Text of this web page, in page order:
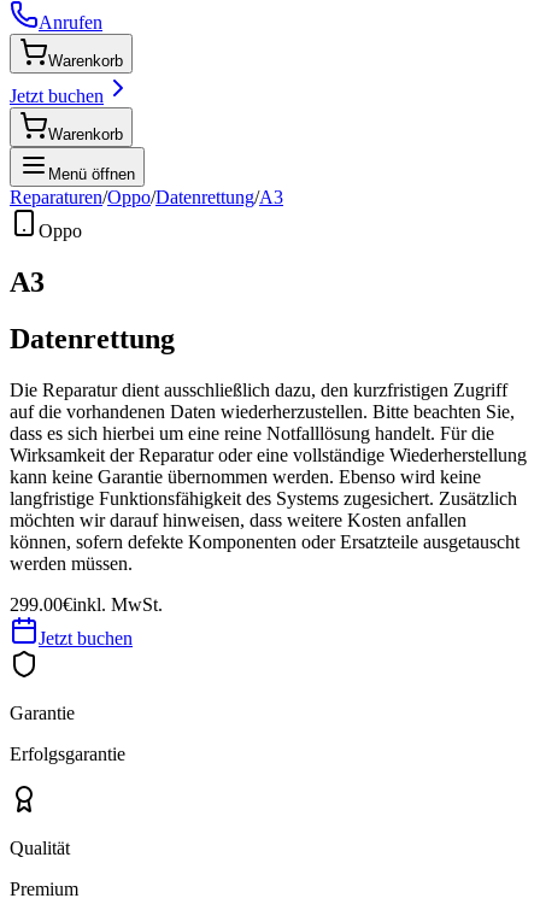
Anrufen
Warenkorb
Jetzt buchen
Warenkorb
Menü öffnen
Reparaturen/Oppo/Datenrettung/A3
Oppo
A3
Datenrettung
Die Reparatur dient ausschließlich dazu, den kurzfristigen Zugriff
auf die vorhandenen Daten wiederherzustellen. Bitte beachten Sie,
dass es sich hierbei um eine reine Notfalllösung handelt. Für die
Wirksamkeit der Reparatur oder eine vollständige Wiederherstellung
kann keine Garantie übernommen werden. Ebenso wird keine
langfristige Funktionsfähigkeit des Systems zugesichert. Zusätzlich
möchten wir darauf hinweisen, dass weitere Kosten anfallen
können, sofern defekte Komponenten oder Ersatzteile ausgetauscht
werden müssen.
299.00€inkl. MwSt.
Jetzt buchen
Garantie
Erfolgsgarantie
Qualität
Premium